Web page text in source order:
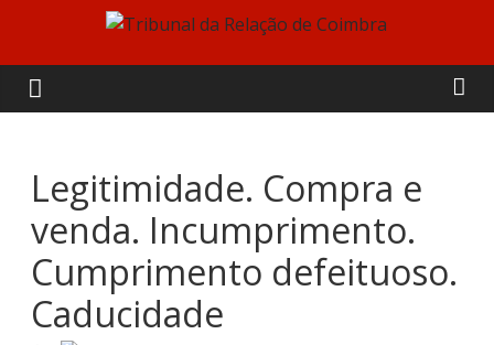
content
Tribunal
da
Relação
de
Coimbra
Legitimidade. Compra e
venda. Incumprimento.
Cumprimento defeituoso.
Caducidade